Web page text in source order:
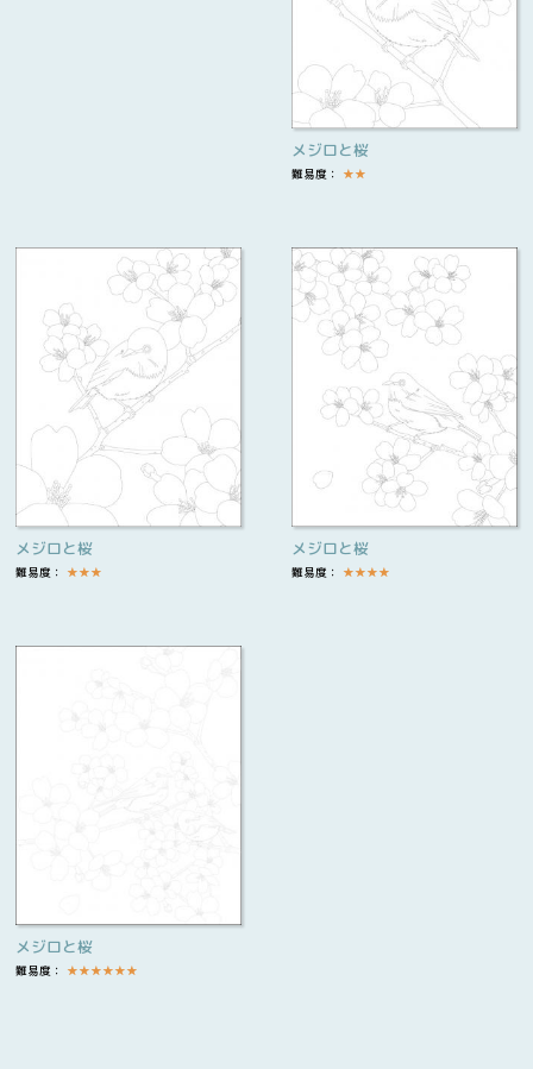
メジロと桜
難易度： ★★
メジロと桜
難易度： ★★★
メジロと桜
難易度： ★★★★
メジロと桜
難易度： ★★★★★★